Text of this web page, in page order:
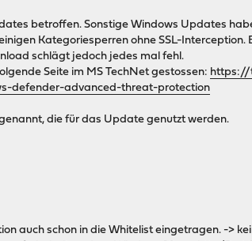
betroffen. Sonstige Windows Updates
Kategoriesperren ohne SSL-
schlägt jedoch jedes mal fehl.
Seite im MS TechNet gestossen: https://
defender-advanced-threat-protection
die für das Update genutzt werden.
auch schon in die Whitelist eingetragen. ->